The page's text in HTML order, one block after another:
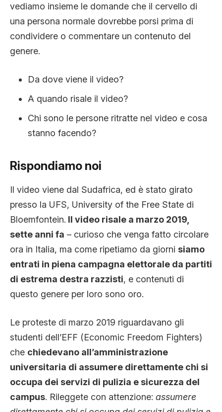
vediamo insieme le domande che il cervello di
una persona normale dovrebbe porsi prima di
condividere o commentare un contenuto del
genere.
Da dove viene il video?
A quando risale il video?
Chi sono le persone ritratte nel video e cosa
stanno facendo?
Rispondiamo noi
Il video viene dal Sudafrica, ed è stato girato
presso la UFS, University of the Free State di
Bloemfontein. Il video risale a marzo 2019,
sette anni fa – curioso che venga fatto circolare
ora in Italia, ma come ripetiamo da giorni siamo
entrati in piena campagna elettorale da partiti
di estrema destra razzisti, e contenuti di
questo genere per loro sono oro.
Le proteste di marzo 2019 riguardavano gli
studenti dell’EFF (Economic Freedom Fighters)
che chiedevano all’amministrazione
universitaria di assumere direttamente chi si
occupa dei servizi di pulizia e sicurezza del
campus. Rileggete con attenzione: assumere